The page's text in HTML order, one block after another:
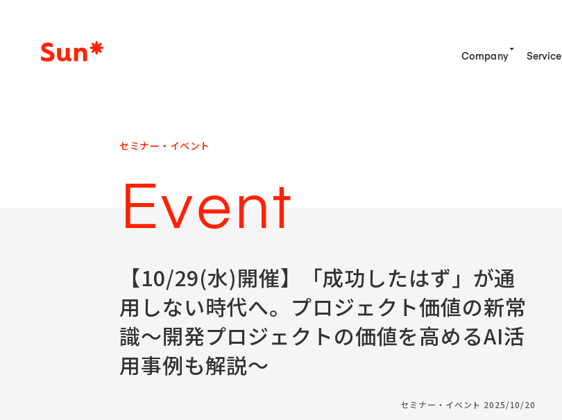
Company Service
ALLLY
Talent Platform
セミナー・イベント
Event
【10/29(水)開催】「成功したはず」が通
用しない時代へ。プロジェクト価値の新常
識〜開発プロジェクトの価値を高めるAI活
用事例も解説〜
セミナー・イベント 2025/10/20